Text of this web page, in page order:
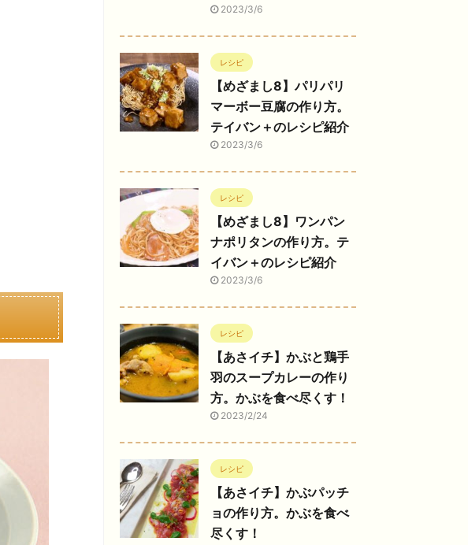
2023/3/6
レシピ
【めざまし8】パリパリ
マーボー豆腐の作り方。
テイバン＋のレシピ紹介
2023/3/6
レシピ
【めざまし8】ワンパン
ナポリタンの作り方。テ
イバン＋のレシピ紹介
2023/3/6
レシピ
【あさイチ】かぶと鶏手
羽のスープカレーの作り
方。かぶを食べ尽くす！
2023/2/24
レシピ
【あさイチ】かぶパッチ
ョの作り方。かぶを食べ
尽くす！